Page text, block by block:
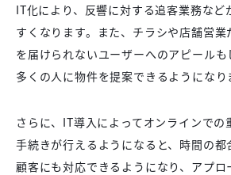
IT化により、反響に対する追客業務など
すくなります。また、チラシや店舗営
を届けられないユーザーへのアピールも
多くの人に物件を提案できるようになり
さらに、IT導入によってオンラインで
手続きが行えるようになると、時間の都
顧客にも対応できるようになり、アプロ